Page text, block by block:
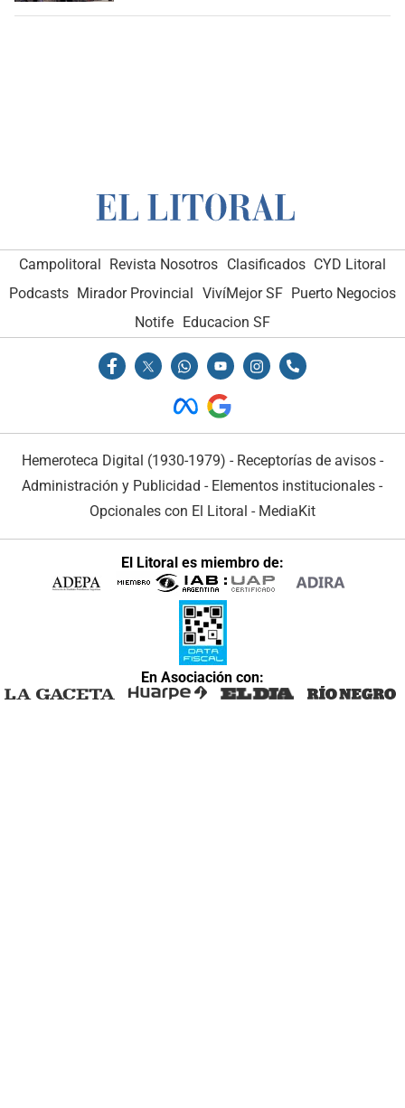
Campolitoral Revista Nosotros Clasificados CYD Litoral
Podcasts Mirador Provincial VivíMejor SF Puerto Negocios
Notife Educacion SF
Hemeroteca Digital (1930-1979) - Receptorías de avisos -
Administración y Publicidad - Elementos institucionales -
Opcionales con El Litoral - MediaKit
El Litoral es miembro de:
En Asociación con: